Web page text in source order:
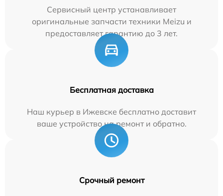
Сервисный центр устанавливает
оригинальные запчасти техники Meizu и
предоставляет гарантию до 3 лет.
Бесплатная доставка
Наш курьер в Ижевске бесплатно доставит
ваше устройство на ремонт и обратно.
Срочный ремонт